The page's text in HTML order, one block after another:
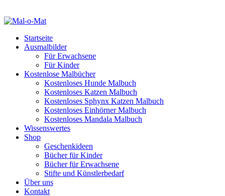
Startseite
Ausmalbilder
Für Erwachsene
Für Kinder
Kostenlose Malbücher
Kostenloses Hunde Malbuch
Kostenloses Katzen Malbuch
Kostenloses Sphynx Katzen Malbuch
Kostenloses Einhörner Malbuch
Kostenloses Mandala Malbuch
Wissenswertes
Shop
Geschenkideen
Bücher für Kinder
Bücher für Erwachsene
Stifte und Künstlerbedarf
Über uns
Kontakt